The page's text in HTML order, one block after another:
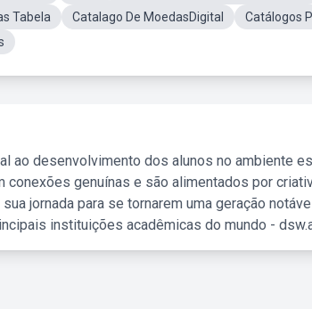
Tabela Catalago De MoedasDigital
Catálogos
ao desenvolvimento dos alunos no ambiente
genuínas e são alimentados por
jornada para se tornarem uma geração
instituições acadêmicas do mundo -